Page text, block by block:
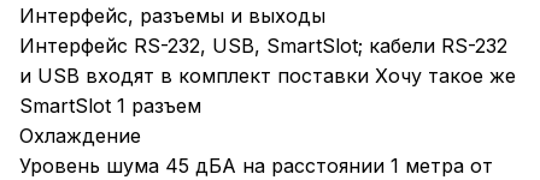
Интерфейс, разъемы и выходы
Интерфейс RS-232, USB, SmartSlot; кабели RS-232
и USB входят в комплект поставки Хочу такое же
SmartSlot 1 разъем
Охлаждение
Уровень шума 45 дБА на расстоянии 1 метра от